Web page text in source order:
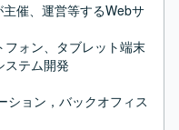
催、運営等するWebサ
ォン、タブレット端末
ステム開発
ション，バックオフィス